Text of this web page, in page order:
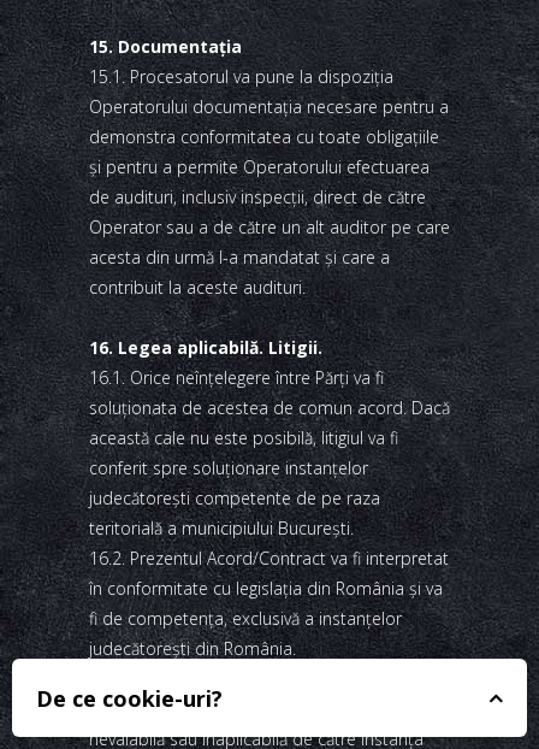
15. Documentaţia
15.1. Procesatorul va pune la dispoziţia
Operatorului documentaţia necesare pentru a
demonstra conformitatea cu toate obligaţiile
şi pentru a permite Operatorului efectuarea
de audituri, inclusiv inspecţii, direct de către
Operator sau a de către un alt auditor pe care
acesta din urmă l-a mandatat şi care a
contribuit la aceste audituri.
16. Legea aplicabilă. Litigii.
16.1. Orice neînţelegere între Părţi va fi
soluţionata de acestea de comun acord. Dacă
această cale nu este posibilă, litigiul va fi
conferit spre soluţionare instanţelor
judecătoreşti competente de pe raza
teritorială a municipiului Bucureşti.
16.2. Prezentul Acord/Contract va fi interpretat
în conformitate cu legislaţia din România şi va
fi de competenţa, exclusivă a instanţelor
judecătoreşti din România.
Acord/Contract va fi considerată nulă,
nevalabilă sau inaplicabilă de către instanţa
De ce cookie-uri?